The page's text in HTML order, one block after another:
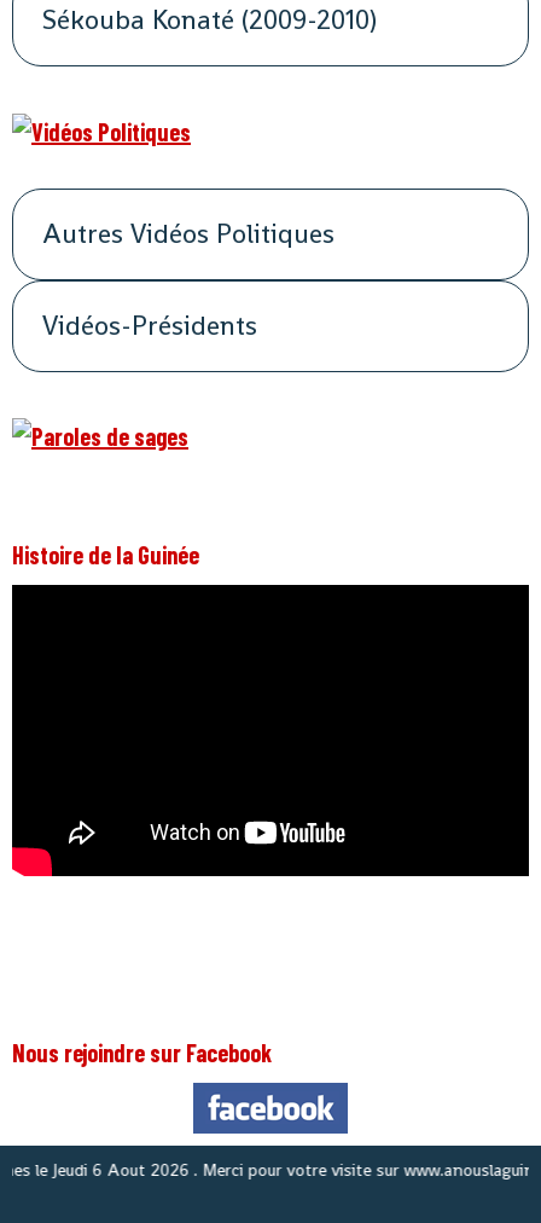
Sékouba Konaté (2009-2010)
Autres Vidéos Politiques
Vidéos-Présidents
Histoire de la Guinée
Nous rejoindre sur Facebook
leJeudi 6 Aout 2026. Merci pour votre visite sur